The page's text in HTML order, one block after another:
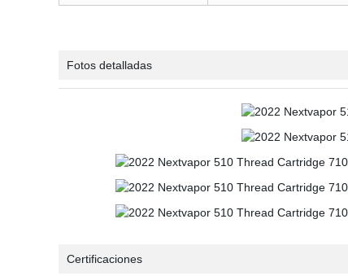
Fotos detalladas
Certificaciones